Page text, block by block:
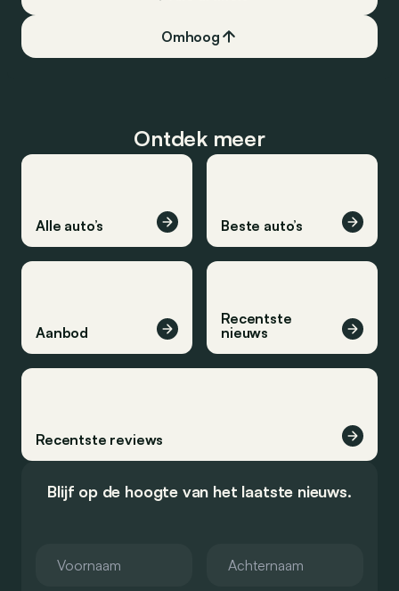
Omhoog
Ontdek meer
Alle auto’s Beste auto’s
Aanbod
Recentste
nieuws
Recentste reviews
Blijf op de hoogte van het laatste nieuws.